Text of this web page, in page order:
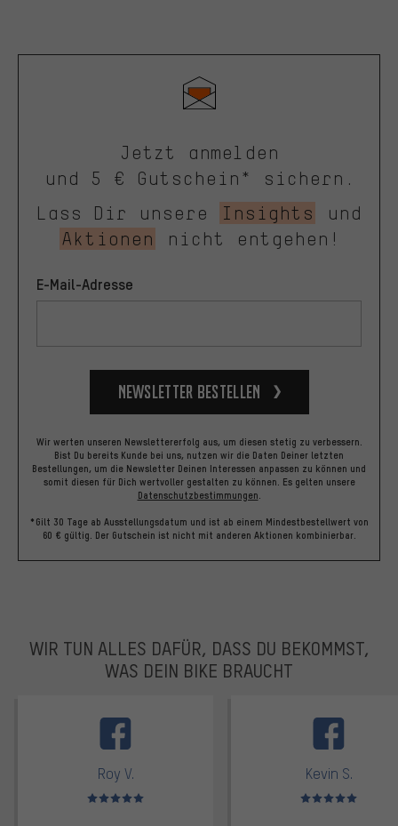
Jetzt anmelden
und 5 € Gutschein* sichern.
Lass Dir unsere
Insights
und
Aktionen
nicht entgehen!
E-Mail-Adresse
Newsletter bestellen
Wir werten unseren Newslettererfolg aus, um diesen stetig zu verbessern.
Bist Du bereits Kunde bei uns, nutzen wir die Daten Deiner letzten
Bestellungen, um die Newsletter Deinen Interessen anpassen zu können und
somit diesen für Dich wertvoller gestalten zu können. Es gelten unsere
Datenschutzbestimmungen.
*Gilt 30 Tage ab Ausstellungsdatum und ist ab einem Mindestbestellwert von
60 € gültig. Der Gutschein ist nicht mit anderen Aktionen kombinierbar.
WIR TUN ALLES DAFÜR, DASS DU BEKOMMST,
WAS DEIN BIKE BRAUCHT
Roy V.
Bewertungen: 5 von 5
Kevin S.
Bewertungen: 5 von 5